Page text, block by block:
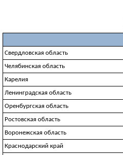
Свердловская область
Челябинская область
Карелия
Ленинградская область
Оренбургская область
Ростовская область
Воронежская область
Краснодарский край